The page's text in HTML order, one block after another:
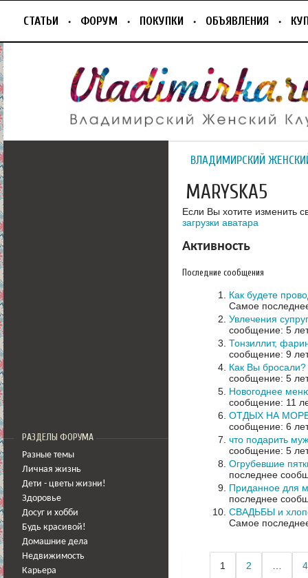
СТАТЬИ ФОРУМ ПОКУПКИ ОБЪЯВЛЕНИЯ
РАЗДЕЛЫ ФОРУМА
Разные темы
Личная жизнь
Дети - цветы жизни!
Здоровье
Досуг и хобби
Будь красивой!
Домашние дела
Недвижимость
Карьера
ВЛАДИМИРСКИЙ
MARYSKA5
Если Вы хотите изменить
загрузки аватара
Активность
Последние сообщения
Как будете
Самое
Увлечения
сообщение: 5
Тонзиллит,
сообщение: 9
Как Вы бросали?
сообщение: 5
Новогоднее
сообщение: 11
ОТДЫХ НА
сообщение: 6
что подарить
сообщение: 5
Огрубевшие
последнее
Приданное для
последнее
СВАДЬБЫ и
Самое
1 2 4